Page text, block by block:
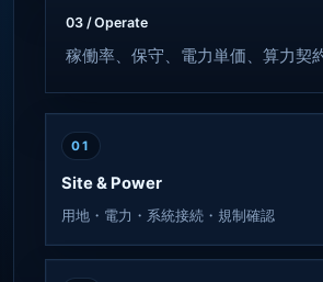
03 / Operate
稼働率、保守、電力単価、算力契
01
Site & Power
用地・電力・系統接続・規制確認